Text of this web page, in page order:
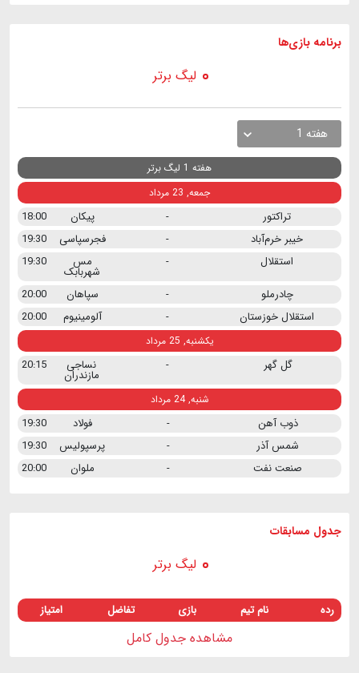
برنامه بازی ها
لیگ برتر
هفته 1
هفته 1 لیگ برتر
جمعه, 23 مرداد
تراکتور - پیکان
18:00
خیبر خرم‌آباد
- فجرسپاسی
19:30
استقلال
- مس
شهربابک
19:30
چادرملو
- سپاهان
20:00
استقلال خوزستان
- آلومینیوم 20:00
یکشنبه, 25 مرداد
گل گهر - نساجی
مازندران
20:15
شنبه, 24 مرداد
ذوب آهن - فولاد
19:30
شمس آذر
- پرسپولیس
19:30
صنعت نفت
- ملوان 20:00
جدول مسابقات
لیگ برتر
رده نام تیم بازی تفاضل امتیاز
مشاهده جدول کامل